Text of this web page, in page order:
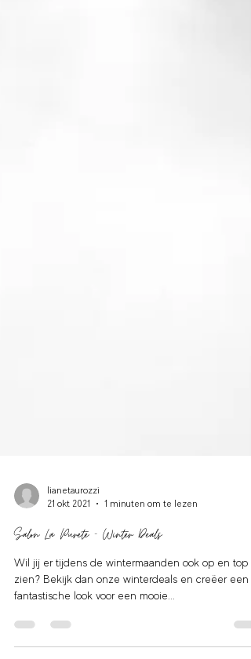
21 okt 2021
1 minuten om te lezen
Salon La Purete - Winter Deals
Wil jij er tijdens de wintermaanden ook op en top
fantastische look voor een mooie...